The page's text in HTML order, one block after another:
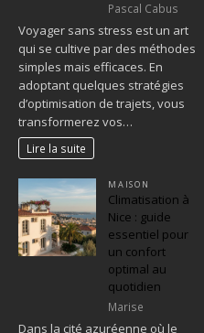
Pascal Cabus
Voyager sans stress est un art
qui se cultive par des méthodes
simples mais efficaces. En
adoptant quelques stratégies
d’optimisation de trajets, vous
transformerez vos…
Lire la suite
MAISON
Climatisation à
Nice : guide
essentiel pour
un confort
optimal au
quotidien
Marise
Dans la cité azuréenne où le